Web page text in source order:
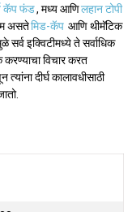
कॅप फंड, मध्य आणिलहान टोपी
असतेमिड-कॅप आणि थीमॅटिक
सर्व इक्विटीमध्ये ते सर्वाधिक
विचार करत
त्यांना दीर्घ कालावधीसाठी